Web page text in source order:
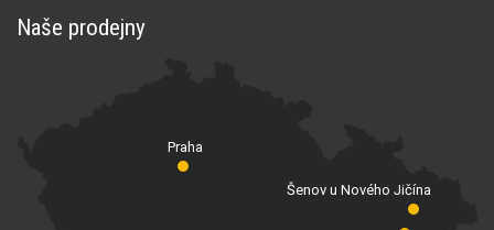
Naše prodejny
Praha
Šenov u Nového Jičína